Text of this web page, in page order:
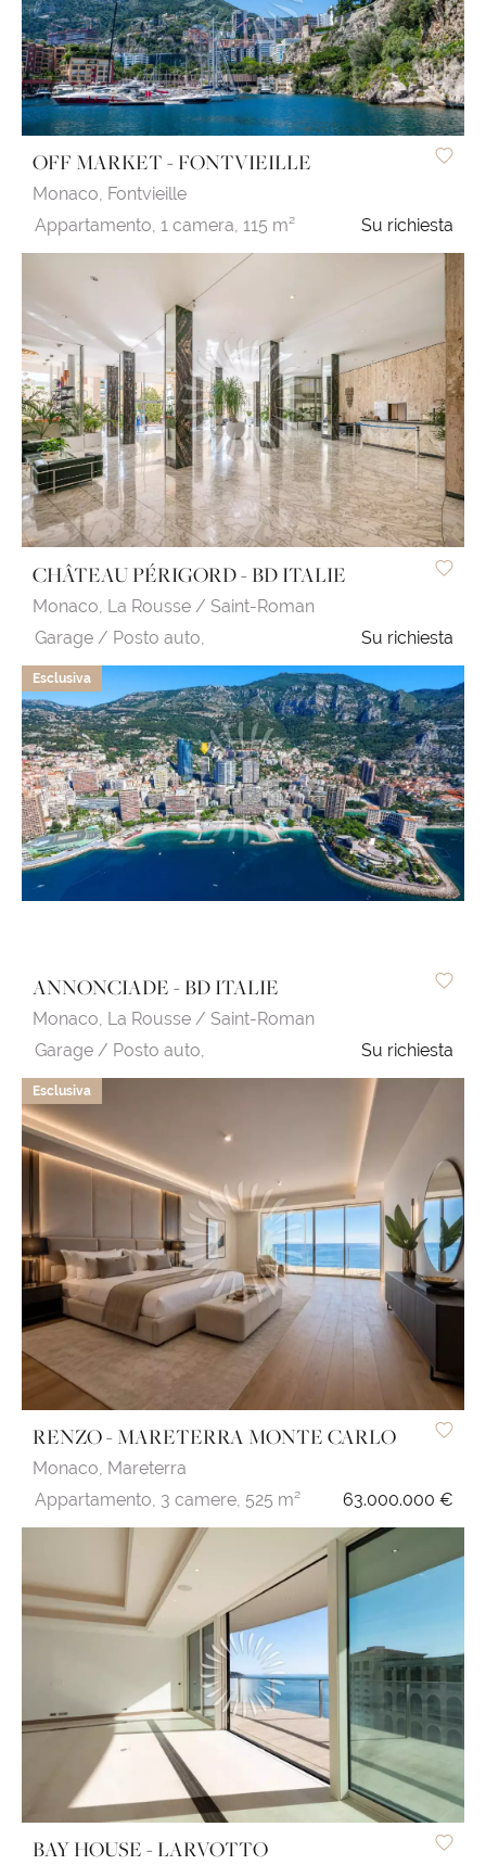
OFF MARKET - FONTVIEILLE
Monaco, Fontvieille
Appartamento, 1 camera, 115 m² Su richiesta
CHÂTEAU PÉRIGORD - BD ITALIE
Monaco, La Rousse / Saint-Roman
Garage / Posto auto,
Su richiesta
Esclusiva
ANNONCIADE - BD ITALIE
Monaco, La Rousse / Saint-Roman
Garage / Posto auto,
Su richiesta
Esclusiva
RENZO - MARETERRA MONTE CARLO
Monaco, Mareterra
Appartamento, 3 camere, 525 m² 63.000.000 €
BAY HOUSE - LARVOTTO